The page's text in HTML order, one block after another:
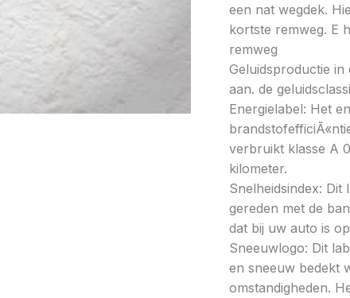
een nat wegdek.
kortste remweg. E
remweg
Geluidsproductie in
aan. de
Energielabel: Het
verbruikt klasse A
kilometer.
Snelheidsindex: Dit
gereden met de
dat bij uw auto is
Sneeuwlogo: Dit
en sneeuw bedekt
omstandigheden.